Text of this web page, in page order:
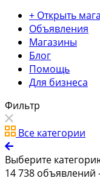
+ Открыть
Объявления
Магазины
Блог
Помощь
Для бизнеса
Фильтр
Все категории
Выберите
14 738 объявлений